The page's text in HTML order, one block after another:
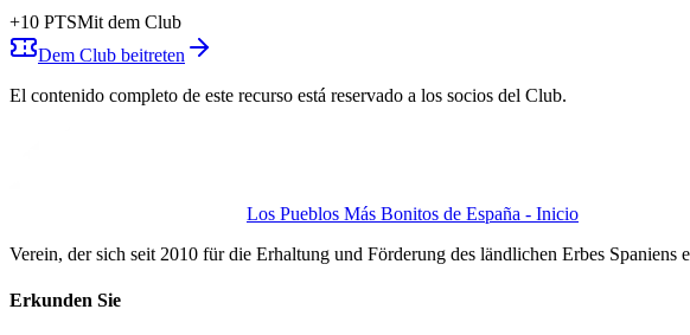
+10 PTSMit dem Club
Dem Club beitreten
El contenido completo de este recurso está reservado a los socios del Club.
Los Pueblos Más Bonitos de España - Inicio
Verein, der sich seit 2010 für die Erhaltung und Förderung des ländlichen Erbes Spaniens
Erkunden Sie